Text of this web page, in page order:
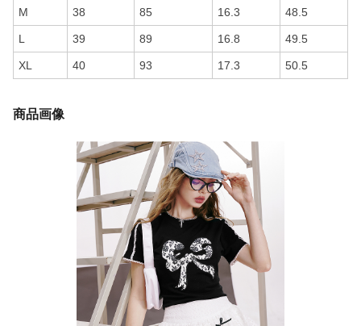
M 38 85 16.3 48.5
L 39 89 16.8 49.5
XL 40 93 17.3 50.5
商品画像